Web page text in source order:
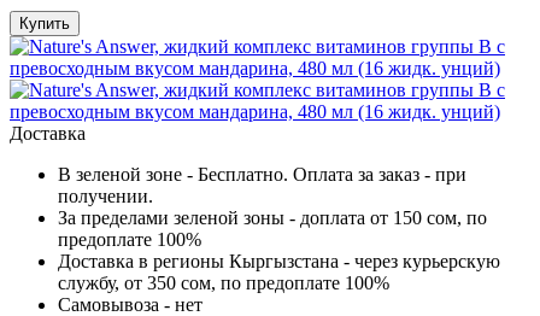
Купить
Доставка
В зеленой зоне - Бесплатно. Оплата за заказ - при
получении.
За пределами зеленой зоны - доплата от 150 сом, по
предоплате 100%
Доставка в регионы Кыргызстана - через курьерскую
службу, от 350 сом, по предоплате 100%
Самовывоза - нет